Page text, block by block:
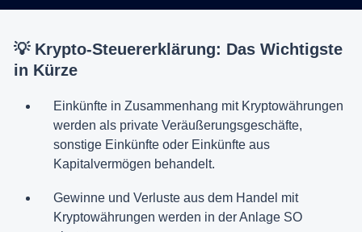
💡 Krypto-Steuererklärung: Das Wichtigste
in Kürze
Einkünfte in Zusammenhang mit Kryptowährungen
werden als private Veräußerungsgeschäfte,
sonstige Einkünfte oder Einkünfte aus
Kapitalvermögen behandelt.
Gewinne und Verluste aus dem Handel mit
Kryptowährungen werden in der Anlage SO